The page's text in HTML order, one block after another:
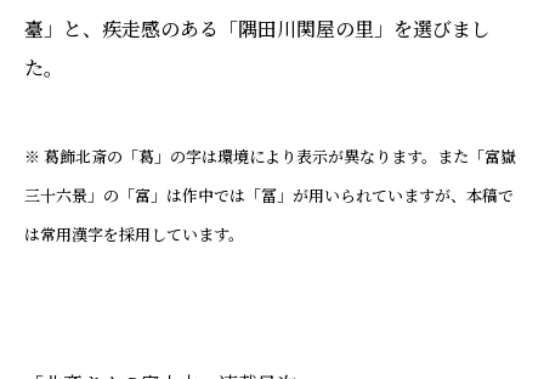
臺」と、疾走感のある「隅田川関屋の里」を選びまし
た。
※ 葛飾北斎の「葛」の字は環境により表示が異なります。また「富嶽
三十六景」の「富」は作中では「冨」が用いられていますが、本稿で
は常用漢字を採用しています。